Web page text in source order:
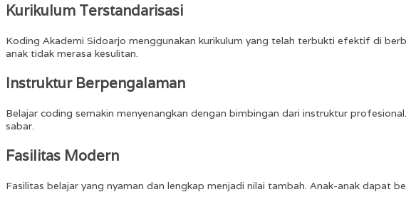
Kurikulum Terstandarisasi
Koding Akademi Sidoarjo menggunakan kurikulum yang telah terbukti efektif di
anak tidak merasa kesulitan.
Instruktur Berpengalaman
Belajar coding semakin menyenangkan dengan bimbingan dari instruktur
sabar.
Fasilitas Modern
Fasilitas belajar yang nyaman dan lengkap menjadi nilai tambah. Anak-anak